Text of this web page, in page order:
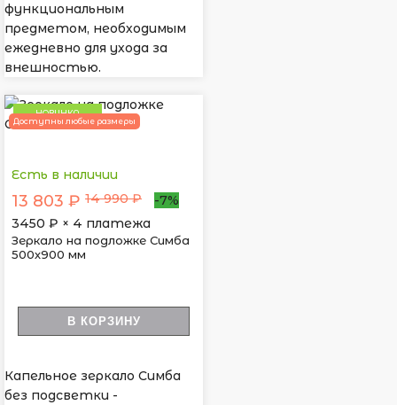
функциональным
предметом, необходимым
ежедневно для ухода за
внешностью.
НОВИНКА
Доступны любые размеры
Есть в наличии
13 803 ₽ 14 990 ₽
-7%
3450 ₽ × 4 платежа
Зеркало на подложке Симба
500х900 мм
В КОРЗИНУ
Капельное зеркало Симба
без подсветки -